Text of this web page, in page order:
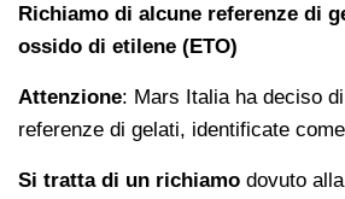
Richiamo di alcune referenze di
ossido di etilene (ETO)
Attenzione: Mars Italia ha deciso
referenze di gelati, identificate
Si tratta di un richiamo dovuto